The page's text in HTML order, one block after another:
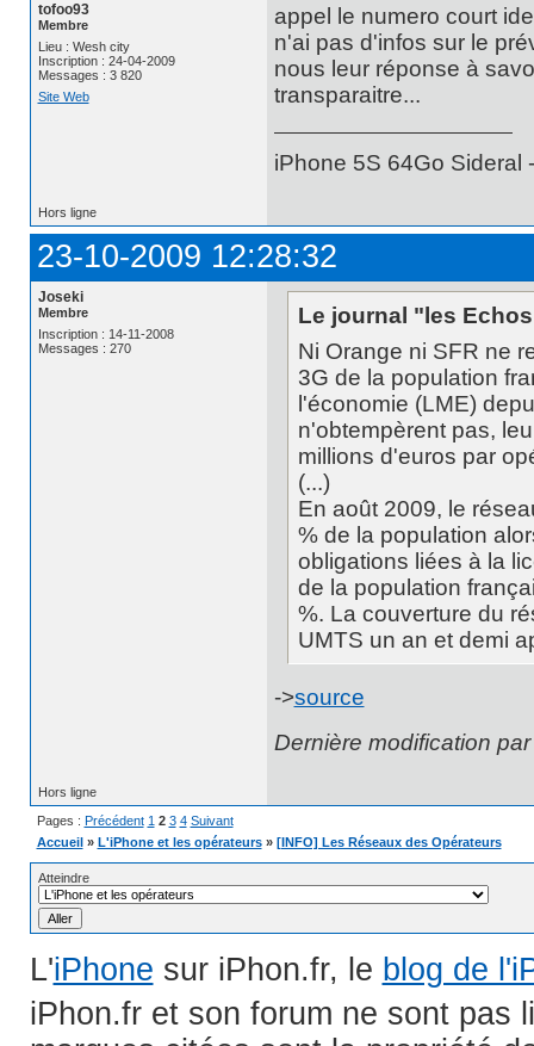
tofoo93
Membre
Lieu : Wesh city
Inscription : 24-04-2009
Messages : 3 820
Site Web
appel le numero court
n'ai pas d'infos sur le
nous leur réponse à
transparaitre...
iPhone 5S 64Go Sideral
Hors ligne
23-10-2009 12:28:32
Joseki
Membre
Inscription : 14-11-2008
Messages : 270
Le journal "les
Ni Orange ni SFR ne
3G de la population
l'économie (LME)
n'obtempèrent pas,
millions d'euros par
(...)
En août 2009, le
% de la population
obligations liées à la
de la population
%. La couverture du
UMTS un an et demi
->source
Dernière modification
Hors ligne
Pages : Précédent 1 2 3 4 Suivant
Accueil » L'iPhone et les opérateurs » [INFO] Les Réseaux des Opérateurs
Atteindre
L'iPhone sur iPhon.fr, le blog de
iPhon.fr et son forum ne sont pas